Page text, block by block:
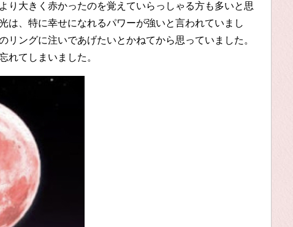
り大きく赤かったのを覚えていらっしゃる方も多いと思
は、特に幸せになれるパワーが強いと言われていまし
リングに注いであげたいとかねてから思っていました。
れてしまいました。